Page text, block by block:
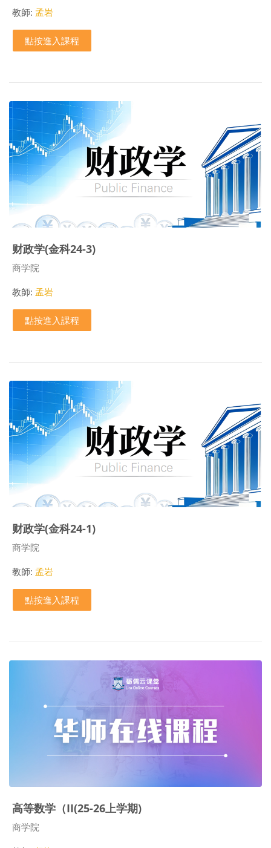
教師: 孟岩
點按進入課程
财政学(金科24-3)
課程類別
商学院
教師: 孟岩
點按進入課程
财政学(金科24-1)
課程類別
商学院
教師: 孟岩
點按進入課程
高等数学（II(25-26上学期)
課程類別
商学院